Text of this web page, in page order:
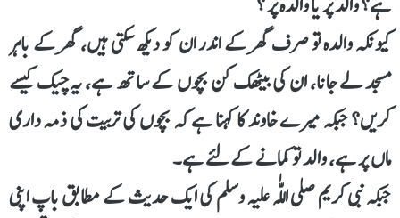
کیونکہ والدہ تو صرف گھر کے اندر ان کو دیکھ سکتی ہیں، گھر کے باہر
مسجد لے جانا، ان کی بیٹھک کن بچوں کے ساتھ ہے، یہ چیک کیسے
کریں؟ جبکہ میرے خاوند کا کہنا ہے کہ بچوں کی تربیت کی ذمہ داری
ماں پر ہے، والد تو کمانے کے لئے ہے۔
جبکہ نبی کریم صلی اللّٰہ علیہ وسلم کی ایک حدیث کے مطابق باپ اپنی